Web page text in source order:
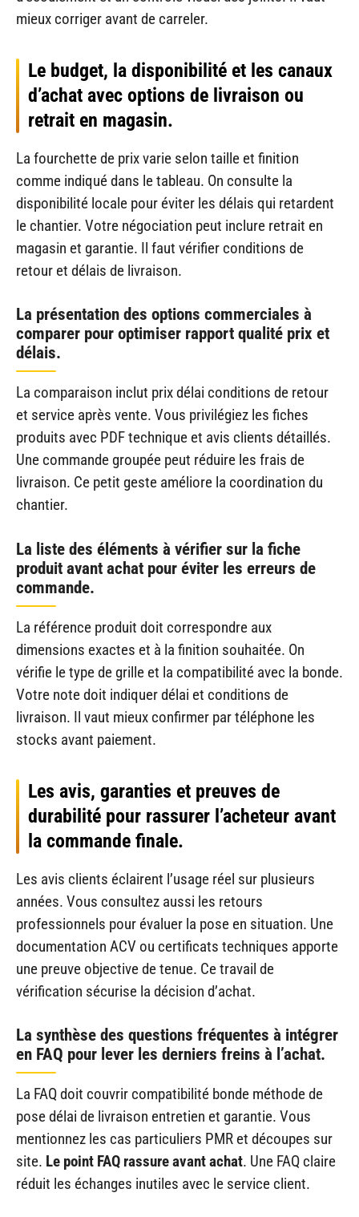
mieux corriger avant de carreler.
Le budget, la disponibilité et les canaux
d’achat avec options de livraison ou
retrait en magasin.
La fourchette de prix varie selon taille et finition
comme indiqué dans le tableau. On consulte la
disponibilité locale pour éviter les délais qui retardent
le chantier. Votre négociation peut inclure retrait en
magasin et garantie. Il faut vérifier conditions de
retour et délais de livraison.
La présentation des options commerciales à
comparer pour optimiser rapport qualité prix et
délais.
La comparaison inclut prix délai conditions de retour
et service après vente. Vous privilégiez les fiches
produits avec PDF technique et avis clients détaillés.
Une commande groupée peut réduire les frais de
livraison. Ce petit geste améliore la coordination du
chantier.
La liste des éléments à vérifier sur la fiche
produit avant achat pour éviter les erreurs de
commande.
La référence produit doit correspondre aux
dimensions exactes et à la finition souhaitée. On
vérifie le type de grille et la compatibilité avec la bonde.
Votre note doit indiquer délai et conditions de
livraison. Il vaut mieux confirmer par téléphone les
stocks avant paiement.
Les avis, garanties et preuves de
durabilité pour rassurer l’acheteur avant
la commande finale.
Les avis clients éclairent l’usage réel sur plusieurs
années. Vous consultez aussi les retours
professionnels pour évaluer la pose en situation. Une
documentation ACV ou certificats techniques apporte
une preuve objective de tenue. Ce travail de
vérification sécurise la décision d’achat.
La synthèse des questions fréquentes à intégrer
en FAQ pour lever les derniers freins à l’achat.
La FAQ doit couvrir compatibilité bonde méthode de
pose délai de livraison entretien et garantie. Vous
mentionnez les cas particuliers PMR et découpes sur
site. Le point FAQ rassure avant achat. Une FAQ claire
réduit les échanges inutiles avec le service client.